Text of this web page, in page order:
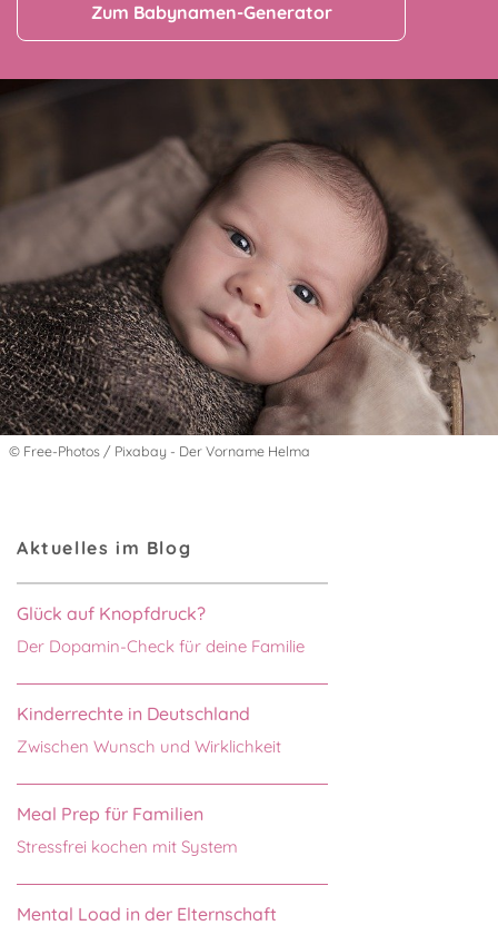
Zum Babynamen-Generator
© Free-Photos / Pixabay - Der Vorname Helma
Aktuelles im Blog
Glück auf Knopfdruck?
Der Dopamin-Check für deine Familie
Kinderrechte in Deutschland
Zwischen Wunsch und Wirklichkeit
Meal Prep für Familien
Stressfrei kochen mit System
Mental Load in der Elternschaft